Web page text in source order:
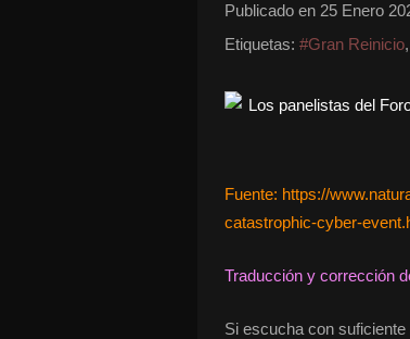
Publicado en 25 Enero
Etiquetas: #Gran Reinicio,
Fuente: https://
catastrophic-cyber-
Traducción y corrección
Si escucha con